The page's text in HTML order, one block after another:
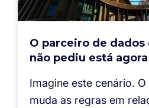
O parceiro de dados
não pediu está
Imagine este cenário.
muda as regras em